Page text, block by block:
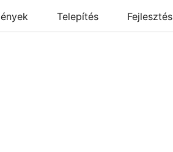
Telepítés Fejlesztés